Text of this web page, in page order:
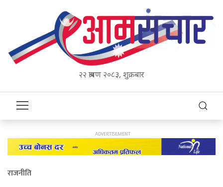
२२ श्रावण २०८३, शुक्रबार
राजनीति